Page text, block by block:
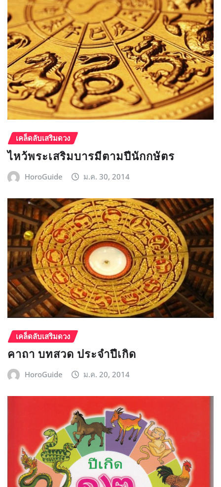
เคล็ดลับเสริมดวง
ไหว้พระเสริมบารมีตามปีนักกษัตร
HoroGuide ม.ค. 30, 2014
เคล็ดลับเสริมดวง
คาถา บทสวด ประจำปีเกิด
HoroGuide ม.ค. 20, 2014